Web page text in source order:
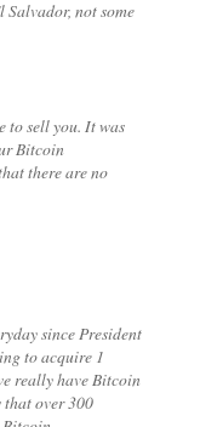
Salvador, not some
to sell you. It was
Bitcoin
there are no
since President
to acquire 1
really have Bitcoin
that over 300